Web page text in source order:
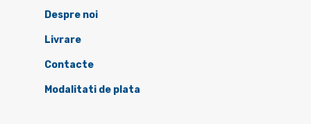
Despre noi
Livrare
Contacte
Modalitati de plata